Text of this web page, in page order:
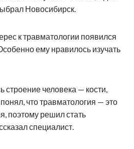
Новосибирск.
к травматологии появился
ему нравилось изучать
строение человека — кости,
что травматология — это
поэтому решил стать
специалист.